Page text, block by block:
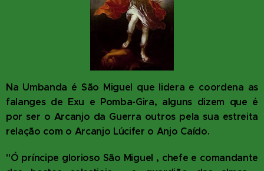
Na Umbanda é São Miguel que lidera e coordena as
falanges de Exu e Pomba-Gira, alguns dizem que é
por ser o Arcanjo da Guerra outros pela sua estreita
relação com o Arcanjo Lúcifer o Anjo Caído.
"Ó príncipe glorioso São Miguel , chefe e comandante